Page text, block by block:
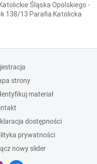
Śląska Opolskiego -
138/13 Parafia Katolicka
strony
materiał
dostępności
prywatności
nowy slider